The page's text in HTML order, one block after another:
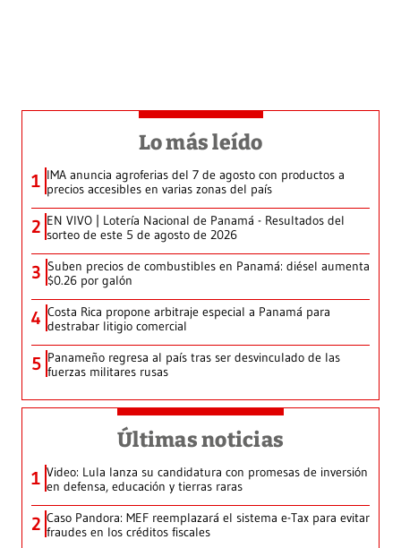
Lo más leído
1 IMA anuncia agroferias del 7 de agosto con productos a
precios accesibles en varias zonas del país
2 EN VIVO | Lotería Nacional de Panamá - Resultados del
sorteo de este 5 de agosto de 2026
3 Suben precios de combustibles en Panamá: diésel aumenta
$0.26 por galón
4 Costa Rica propone arbitraje especial a Panamá para
destrabar litigio comercial
5 Panameño regresa al país tras ser desvinculado de las
fuerzas militares rusas
Últimas noticias
1 Video: Lula lanza su candidatura con promesas de inversión
en defensa, educación y tierras raras
2 Caso Pandora: MEF reemplazará el sistema e-Tax para evitar
fraudes en los créditos fiscales